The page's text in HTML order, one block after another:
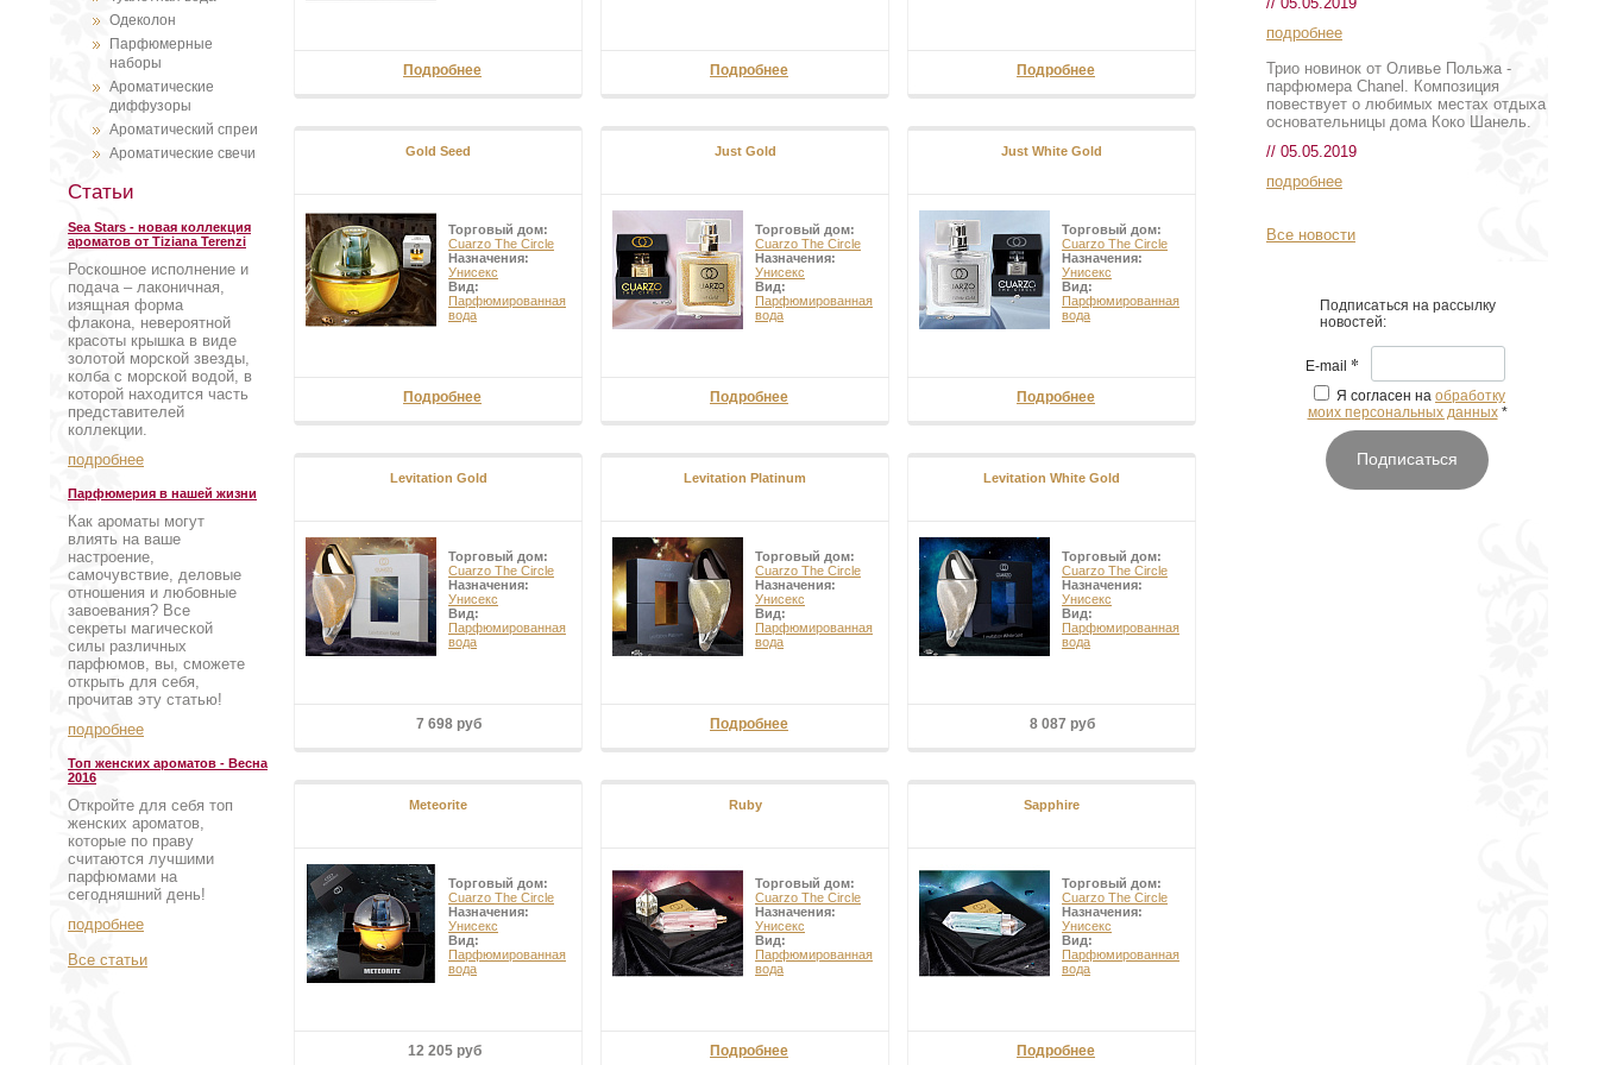
Одеколон
Парфюмерные
наборы
Ароматические
диффузоры
Ароматический спреи
Ароматические свечи
Статьи
Sea Stars - новая коллекция
ароматов от Tiziana Terenzi
Роскошное исполнение и
подача – лаконичная,
изящная форма
флакона, невероятной
красоты крышка в виде
золотой морской звезды,
колба с морской водой, в
которой находится часть
представителей
коллекции.
подробнее
Парфюмерия в нашей жизни
Как ароматы могут
влиять на ваше
настроение,
самочувствие, деловые
отношения и любовные
завоевания? Все
секреты магической
силы различных
парфюмов, вы, сможете
открыть для себя,
прочитав эту статью!
подробнее
Топ женских ароматов - Весна
2016
Откройте для себя топ
женских ароматов,
которые по праву
считаются лучшими
парфюмами на
сегодняшний день!
подробнее
Все статьи
Подробнее Подробнее Подробнее
Gold Seed
Торговый дом:
Cuarzo The Circle
Назначения:
Унисекс
Вид:
Парфюмированная
вода
Подробнее
Just Gold
Торговый дом:
Cuarzo The Circle
Назначения:
Унисекс
Вид:
Парфюмированная
вода
Подробнее
Just White Gold
Торговый дом:
Cuarzo The Circle
Назначения:
Унисекс
Вид:
Парфюмированная
вода
Подробнее
Levitation Gold
Торговый дом:
Cuarzo The Circle
Назначения:
Унисекс
Вид:
Парфюмированная
вода
7 698 руб
Levitation Platinum
Торговый дом:
Cuarzo The Circle
Назначения:
Унисекс
Вид:
Парфюмированная
вода
Подробнее
Levitation White Gold
Торговый дом:
Cuarzo The Circle
Назначения:
Унисекс
Вид:
Парфюмированная
вода
8 087 руб
Meteorite
Торговый дом:
Cuarzo The Circle
Назначения:
Унисекс
Вид:
Парфюмированная
вода
12 205 руб
Ruby
Торговый дом:
Cuarzo The Circle
Назначения:
Унисекс
Вид:
Парфюмированная
вода
Подробнее
Sapphire
Торговый дом:
Cuarzo The Circle
Назначения:
Унисекс
Вид:
Парфюмированная
вода
Подробнее
подробнее
Трио новинок от Оливье Польжа -
парфюмера Chanel. Композиция
повествует о любимых местах отдыха
основательницы дома Коко Шанель.
// 05.05.2019
подробнее
Все новости
Подписаться на рассылку
новостей:
E-mail *
Я согласен на обработку
моих персональных данных *
Подписаться